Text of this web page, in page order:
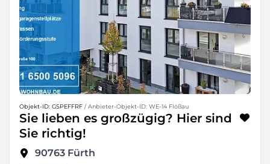
Objekt-ID: GSPEFFRF / Anbieter-Objekt-ID: WE-14 Flößau
Sie lieben es großzügig? Hier sind
Sie richtig!
90763 Fürth